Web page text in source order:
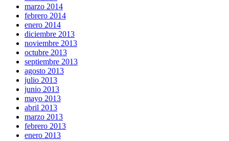
marzo 2014
febrero 2014
enero 2014
diciembre 2013
noviembre 2013
octubre 2013
septiembre 2013
agosto 2013
julio 2013
junio 2013
mayo 2013
abril 2013
marzo 2013
febrero 2013
enero 2013